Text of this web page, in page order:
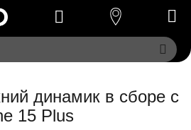
динамик в сборе с
15 Plus